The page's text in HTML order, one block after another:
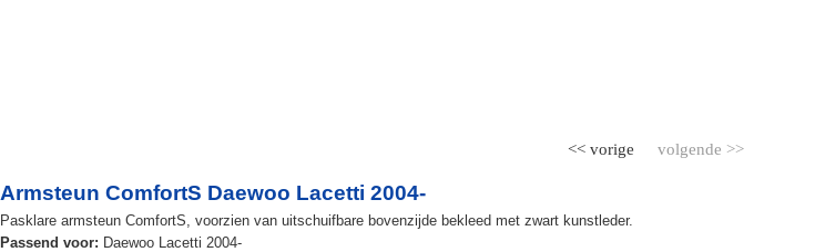
volgende >>
<< vorige
Armsteun ComfortS Daewoo Lacetti 2004-
Pasklare armsteun ComfortS, voorzien van uitschuifbare bovenzijde bekleed met zwart kunstleder.
Passend voor: Daewoo Lacetti 2004-